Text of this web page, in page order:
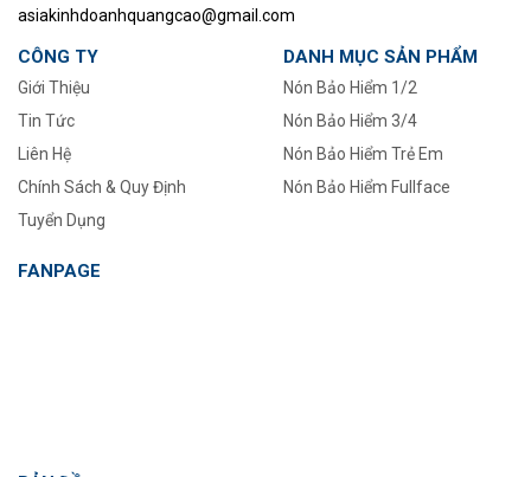
asiakinhdoanhquangcao@gmail.com
CÔNG TY
Giới Thiệu
Tin Tức
–
Liên Hệ
Chính Sách & Quy Định
Tuyển Dụng
DANH MỤC SẢN PHẨM
Nón Bảo Hiểm 1/2
Nón Bảo Hiểm 3/4
Nón Bảo Hiểm Trẻ Em
Nón Bảo Hiểm Fullface
FANPAGE